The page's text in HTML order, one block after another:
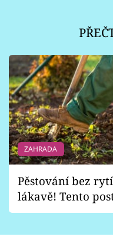
ZAHRADA
Pěstování bez
lákavě! Tento
vhodný jen pro